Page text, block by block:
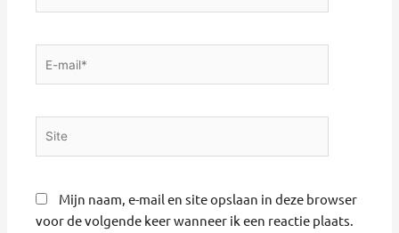
Mijn naam, e-mail en site opslaan in deze browser
voor de volgende keer wanneer ik een reactie plaats.